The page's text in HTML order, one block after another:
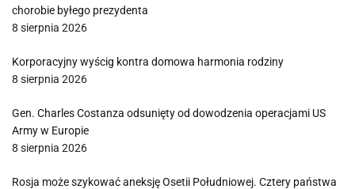
chorobie byłego prezydenta
8 sierpnia 2026
Korporacyjny wyścig kontra domowa harmonia rodziny
8 sierpnia 2026
Gen. Charles Costanza odsunięty od dowodzenia operacjami US
Army w Europie
8 sierpnia 2026
Rosja może szykować aneksję Osetii Południowej. Cztery państwa